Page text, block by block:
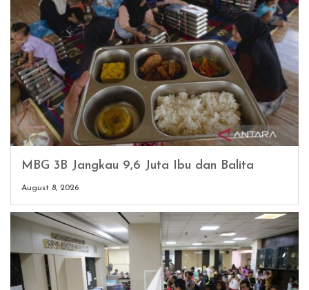
MBG 3B Jangkau 9,6 Juta Ibu dan Balita
August 8, 2026